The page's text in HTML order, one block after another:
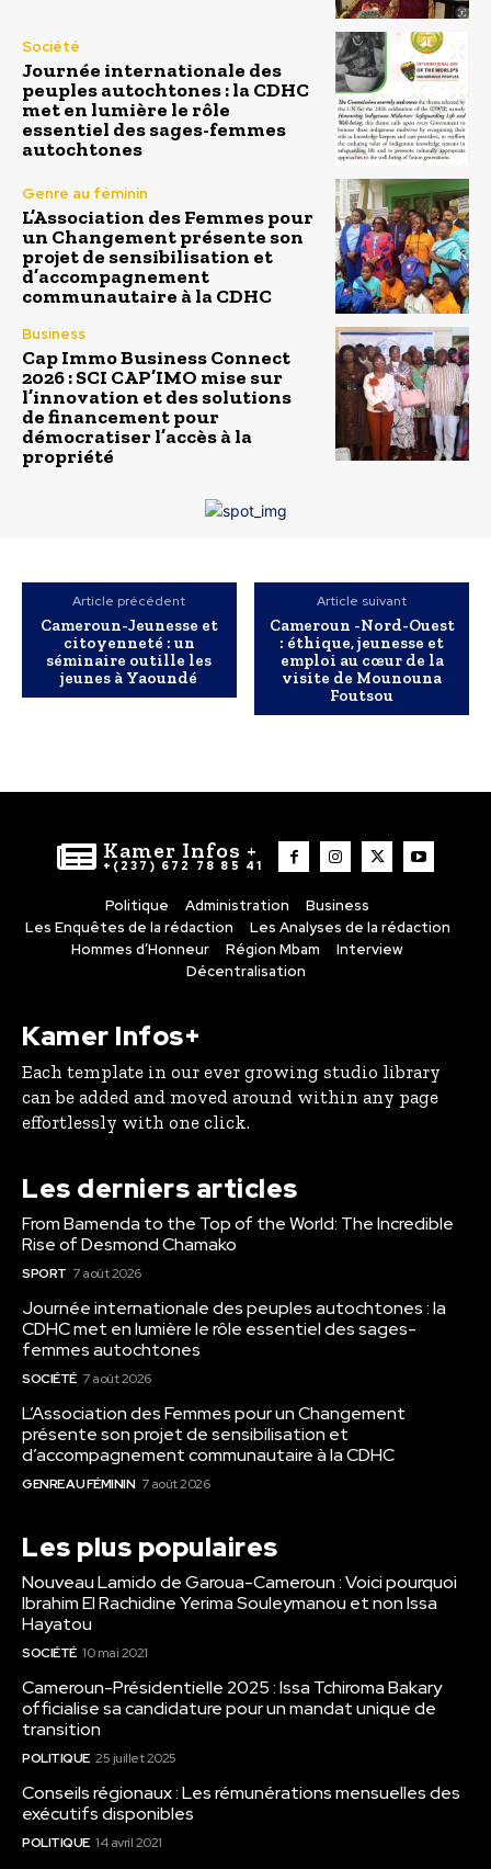
Société
Journée internationale des
peuples autochtones : la CDHC
met en lumière le rôle
essentiel des sages-femmes
autochtones
Genre au féminin
L’Association des Femmes pour
un Changement présente son
projet de sensibilisation et
d’accompagnement
communautaire à la CDHC
Business
Cap Immo Business Connect
2026 : SCI CAP’IMO mise sur
l’innovation et des solutions
de financement pour
démocratiser l’accès à la
propriété
Article précédent
Cameroun-Jeunesse et
citoyenneté : un
séminaire outille les
jeunes à Yaoundé
Article suivant
Cameroun -Nord-Ouest
: éthique, jeunesse et
emploi au cœur de la
visite de Mounouna
Foutsou
Kamer Infos +
+(237) 672 78 85 41
Politique Administration
Business
Les Enquêtes de la rédaction
Les Analyses de la rédaction
Hommes d’Honneur
Région Mbam
Interview
Décentralisation
Kamer Infos+
Each template in our ever growing studio library
can be added and moved around within any page
effortlessly with one click.
Les derniers articles
From Bamenda to the Top of the World: The Incredible
Rise of Desmond Chamako
SPORT 7 août 2026
Journée internationale des peuples autochtones : la
CDHC met en lumière le rôle essentiel des sages-
femmes autochtones
SOCIÉTÉ 7 août 2026
L’Association des Femmes pour un Changement
présente son projet de sensibilisation et
d’accompagnement communautaire à la CDHC
GENRE AU FÉMININ 7 août 2026
Les plus populaires
Nouveau Lamido de Garoua-Cameroun : Voici pourquoi
Ibrahim El Rachidine Yerima Souleymanou et non Issa
Hayatou
SOCIÉTÉ 10 mai 2021
Cameroun-Présidentielle 2025 : Issa Tchiroma Bakary
officialise sa candidature pour un mandat unique de
transition
POLITIQUE 25 juillet 2025
Conseils régionaux : Les rémunérations mensuelles des
exécutifs disponibles
POLITIQUE 14 avril 2021